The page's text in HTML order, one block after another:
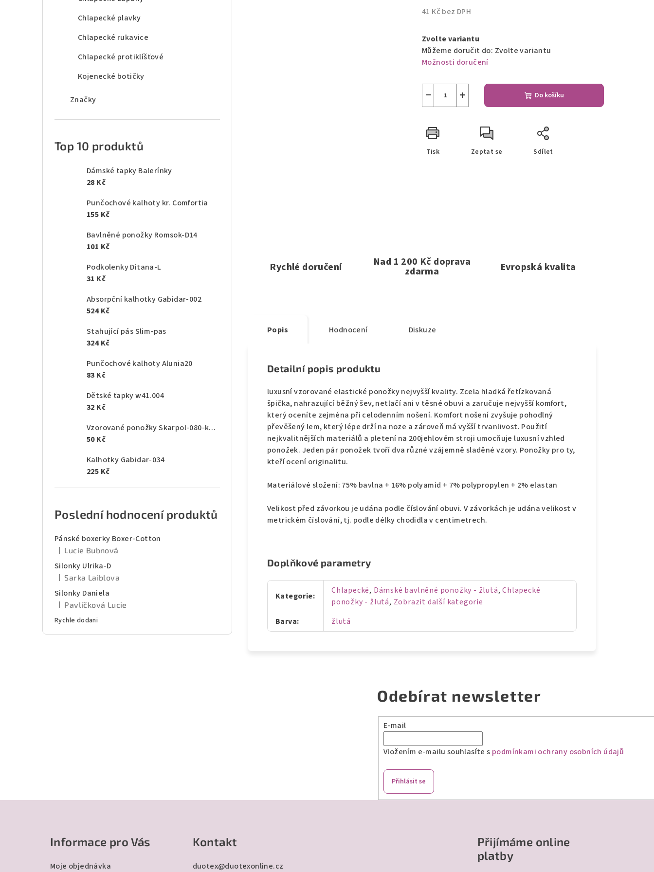
Chlapecké plavky
Chlapecké rukavice
Chlapecké protiklíšťové
Kojenecké botičky
Značky
Top 10 produktů
Dámské ťapky Balerínky
28 Kč
Punčochové kalhoty kr. Comfortia
155 Kč
Bavlněné ponožky Romsok-D14
101 Kč
Podkolenky Ditana-L
31 Kč
Absorpční kalhotky Gabidar-002
524 Kč
Stahující pás Slim-pas
324 Kč
Punčochové kalhoty Alunia20
83 Kč
Dětské ťapky w41.004
32 Kč
Vzorované ponožky Skarpol-080-kaktus
50 Kč
Kalhotky Gabidar-034
225 Kč
Poslední hodnocení produktů
Pánské boxerky Boxer-Cotton
Hodnocení produktu je 5 z 5 hvězdiček.
Lucie Bubnová
Silonky Ulrika-D
Hodnocení produktu je 5 z 5 hvězdiček.
Sarka Laiblova
Silonky Daniela
Hodnocení produktu je 5 z 5 hvězdiček.
Pavlíčková Lucie
Rychle dodani
41 Kč bez DPH
cena:
Zvolte variantu
Můžeme doručit do: Zvolte variantu
Možnosti doručení
+
− Do košíku
Tisk Zeptat se Sdílet
Rychlé doručení Nad 1 200 Kč doprava
zdarma Evropská kvalita
Popis Hodnocení Diskuze
Detailní popis produktu
luxusní vzorované elastické ponožky nejvyšší kvality. Zcela hladká řetízkovaná
špička, nahrazující běžný šev, netlačí ani v těsné obuvi a zaručuje nejvyšší komfort,
který oceníte zejména při celodenním nošení. Komfort nošení zvyšuje pohodlný
převěšený lem, který lépe drží na noze a zároveň má vyšší trvanlivost. Použití
nejkvalitnějších materiálů a pletení na 200jehlovém stroji umocňuje luxusní vzhled
ponožek. Jeden pár ponožek tvoří dva různé vzájemně sladěné vzory. Ponožky pro ty,
kteří ocení originalitu.
Materiálové složení: 75% bavlna + 16% polyamid + 7% polypropylen + 2% elastan
Velikost před závorkou je udána podle číslování obuvi. V závorkách je udána velikost v
metrickém číslování, tj. podle délky chodidla v centimetrech.
Doplňkové parametry
Kategorie:
Chlapecké, Dámské bavlněné ponožky - žlutá,Chlapecké
ponožky - žlutá, Zobrazit další kategorie
Barva: žlutá
Odebírat newsletter
E-mail
Vložením e-mailu souhlasíte s podmínkami ochrany osobních údajů
Přihlásit se
Informace pro Vás
Moje objednávka
Kontakt
duotex@duotexonline.cz
Přijímáme online
platby